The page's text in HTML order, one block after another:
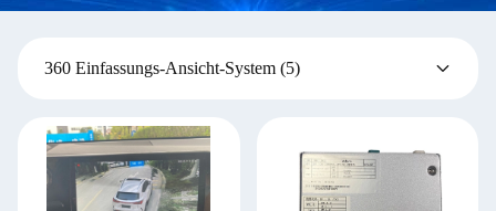
360 Einfassungs-Ansicht-System (5)